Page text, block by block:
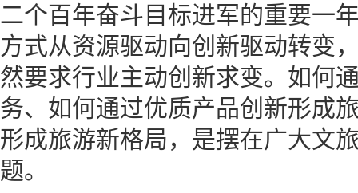
二个百年奋斗目标进军的重要一
方式从资源驱动向创新驱动转变
然要求行业主动创新求变。如何
务、如何通过优质产品创新形成
形成旅游新格局，是摆在广大文
题。